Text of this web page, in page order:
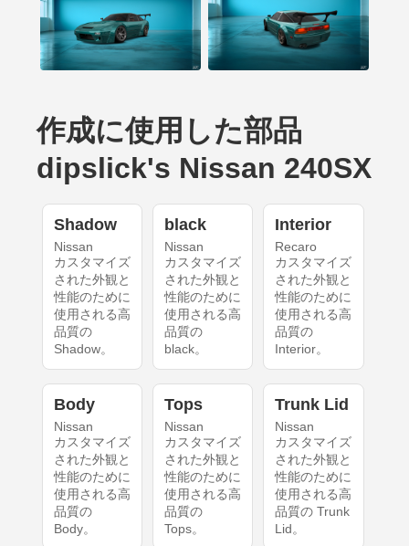
作成に使用した部品
dipslick's Nissan 240SX
Shadow
Nissan
カスタマイズ
された外観と
性能のために
使用される高
品質の
Shadow。
black
Nissan
カスタマイズ
された外観と
性能のために
使用される高
品質の
black。
Interior
Recaro
カスタマイズ
された外観と
性能のために
使用される高
品質の
Interior。
Body
Nissan
カスタマイズ
された外観と
性能のために
使用される高
品質の
Body。
Tops
Nissan
カスタマイズ
された外観と
性能のために
使用される高
品質の
Tops。
Trunk Lid
Nissan
カスタマイズ
された外観と
性能のために
使用される高
品質の Trunk
Lid。